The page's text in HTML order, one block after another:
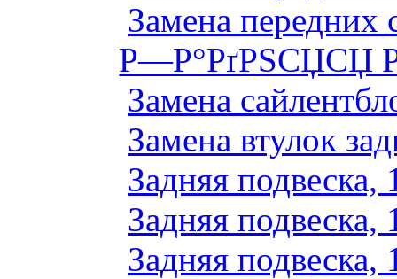
Замена передних
Р—Р°РґРЅСЏСЏ
Замена
Замена втулок
Задняя подвеска,
Задняя подвеска,
Задняя